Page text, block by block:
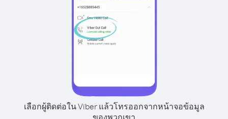
เลือกผู้ติดต่อใน Viber แล้วโทรออกจากหน้าจอข้อมูล
ของพวกเขา